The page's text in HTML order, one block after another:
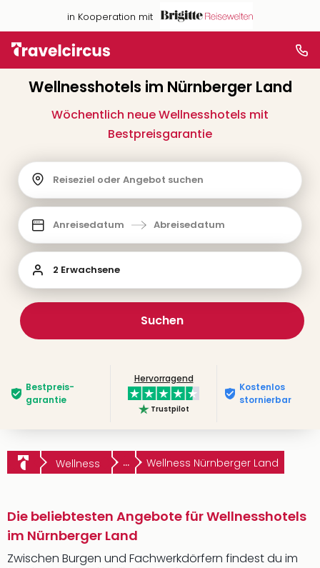
in Kooperation mit
Wellnesshotels im Nürnberger Land
Wöchentlich neue Wellnesshotels mit
Bestpreisgarantie
Reiseziel oder Angebot suchen
Anreisedatum Abreisedatum
2 Erwachsene
Suchen
Bestpreis­
garantie
Hervorragend
Trustpilot
Kostenlos
stornierbar
Wellness ... Wellness Nürnberger Land
Die beliebtesten Angebote für Wellnesshotels
im Nürnberger Land
Zwischen Burgen und Fachwerkdörfern findest du im